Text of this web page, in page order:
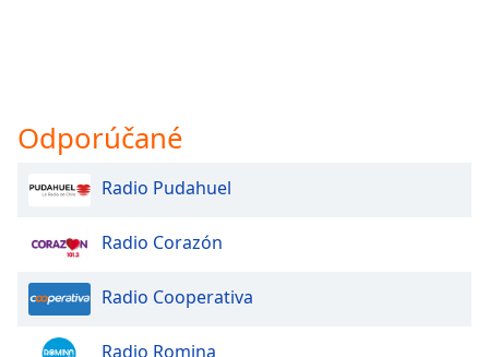
Odporúčané
Radio Pudahuel
Radio Corazón
Radio Cooperativa
Radio Romina